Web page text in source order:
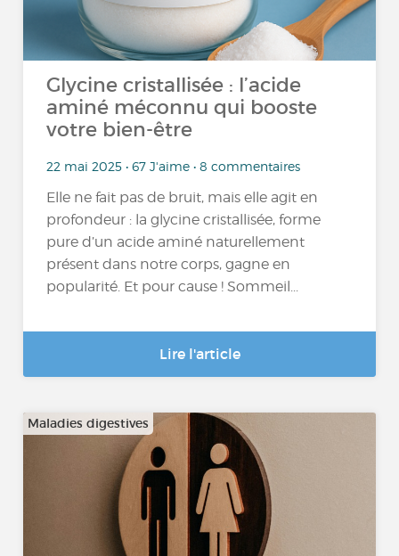
Glycine cristallisée : l’acide
aminé méconnu qui booste
votre bien-être
22 mai 2025 • 67 J'aime • 8 commentaires
Elle ne fait pas de bruit, mais elle agit en
profondeur : la glycine cristallisée, forme
pure d’un acide aminé naturellement
présent dans notre corps, gagne en
popularité. Et pour cause ! Sommeil...
Lire l'article
Maladies digestives